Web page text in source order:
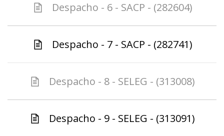
Despacho - 6 - SACP - (282604)
Despacho - 7 - SACP - (282741)
Despacho - 8 - SELEG - (313008)
Despacho - 9 - SELEG - (313091)